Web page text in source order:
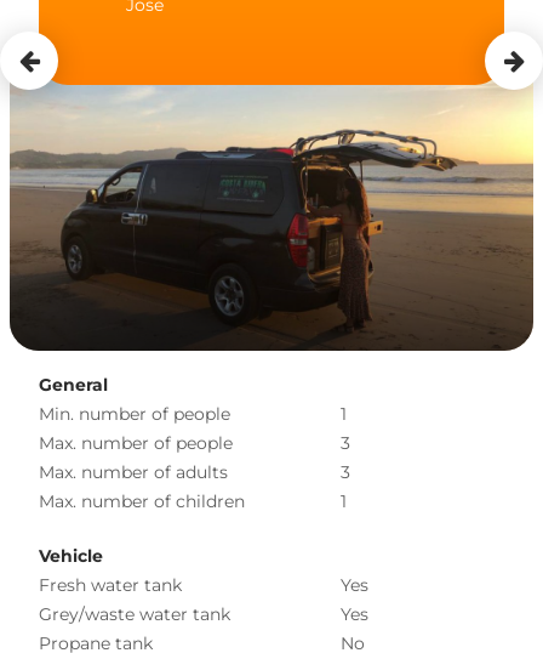
Jose
General
Min. number of people
1
Max. number of people
3
Max. number of adults
3
Max. number of children
1
Vehicle
Fresh water tank
Yes
Grey/waste water tank
Yes
Propane tank
No